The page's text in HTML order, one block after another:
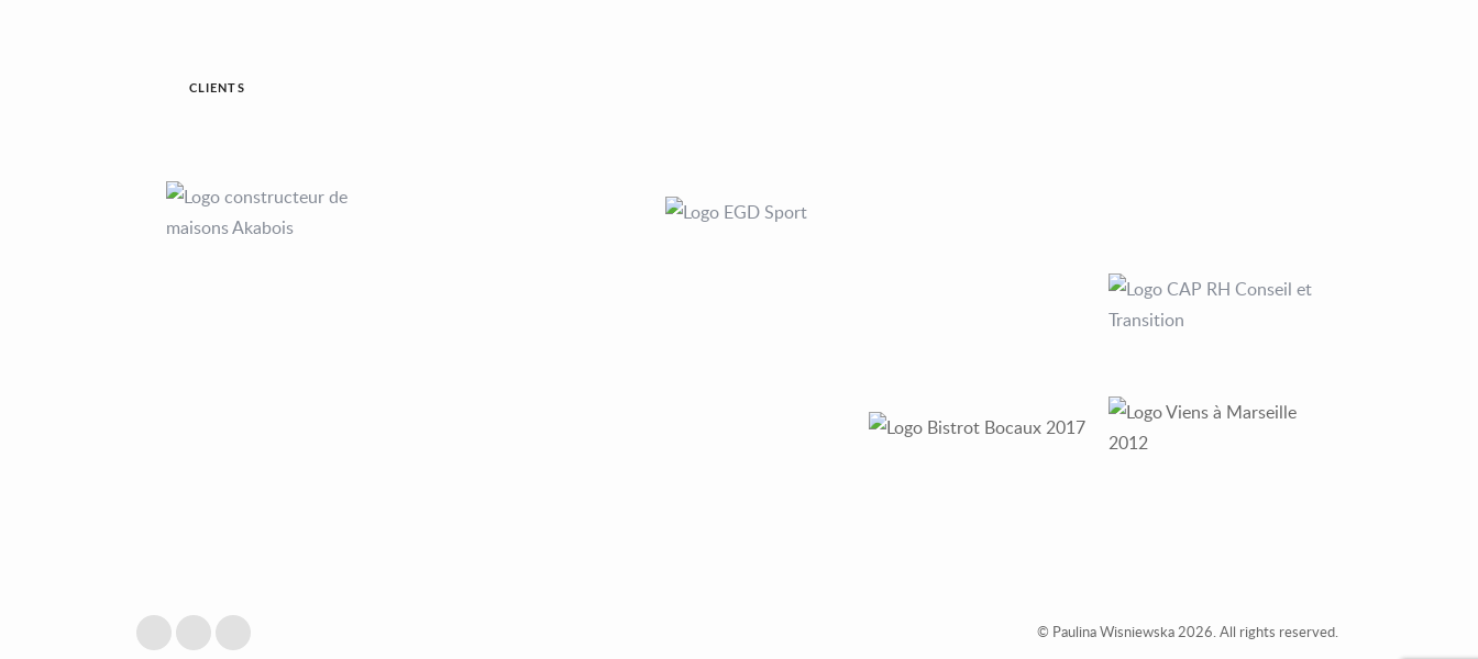
CLIENTS
© Paulina Wisniewska 2026. All rights reserved.